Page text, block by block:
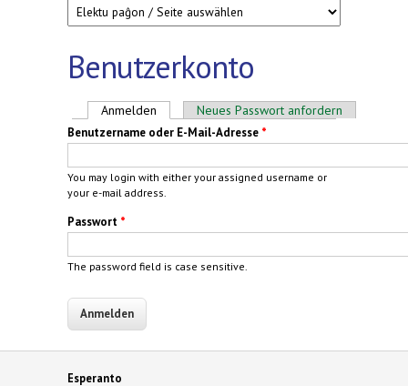
Benutzerkonto
Haupt-Reiter
Anmelden (aktiver Reiter)
Neues Passwort anfordern
Benutzername oder E-Mail-Adresse *
You may login with either your assigned username or
your e-mail address.
Passwort *
The password field is case sensitive.
Esperanto